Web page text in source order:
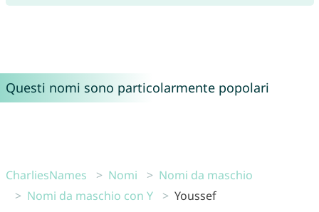
Questi nomi sono particolarmente popolari
CharliesNames Nomi
Nomi da maschio
Nomi da maschio con Y
Youssef